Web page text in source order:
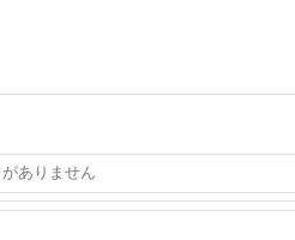
ありません